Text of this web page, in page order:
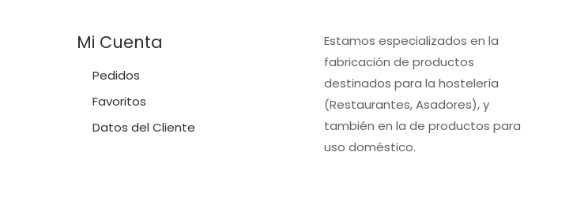
Mi Cuenta
Pedidos
Favoritos
Datos del Cliente
Estamos especializados en la
fabricación de productos
destinados para la hostelería
(Restaurantes, Asadores), y
también en la de productos para
uso doméstico.